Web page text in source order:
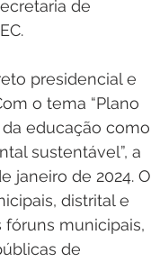
de
presidencial e
o tema “Plano
da educação como
sustentável”, a
janeiro de 2024. O
distrital e
municipais,
de